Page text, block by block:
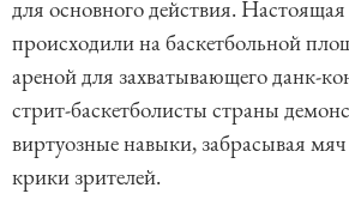
для основного действия.
происходили на баскетбольной
ареной для захватывающего данк-
стрит-баскетболисты страны
виртуозные навыки, забрасывая
крики зрителей.